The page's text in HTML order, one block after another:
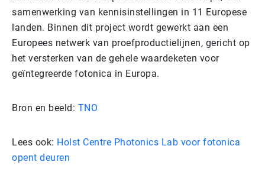
samenwerking van kennisinstellingen in 11 Europese
landen. Binnen dit project wordt gewerkt aan een
Europees netwerk van proefproductielijnen, gericht op
het versterken van de gehele waardeketen voor
geïntegreerde fotonica in Europa.
Bron en beeld: TNO
Lees ook: Holst Centre Photonics Lab voor fotonica
opent deuren